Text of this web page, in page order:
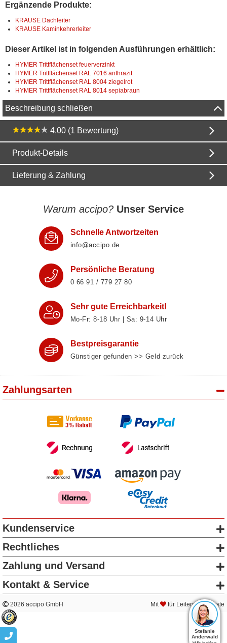
Ergänzende Produkte:
KRAUSE Dachleiter
KRAUSE Kaminkehrerleiter
Dieser Artikel ist in folgenden Ausführungen erhältlich:
HYMER Trittflächenset feuerverzinkt
HYMER Trittflächenset RAL 7016 anthrazit
HYMER Trittflächenset RAL 8004 ziegelrot
HYMER Trittflächenset RAL 8014 sepiabraun
Beschreibung schließen
4,00 (1 Bewertung)
Produkt-Details
Lieferung & Zahlung
Warum accipo? Unser Service
Schnelle Antwortzeiten
info@accipo.de
Persönliche Beratung
0 66 91 / 779 27 80
Sehr gute Erreichbarkeit!
Mo-Fr: 8‑18 Uhr | Sa: 9‑14 Uhr
Bestpreisgarantie
Günstiger gefunden >> Geld zurück
Zahlungsarten
Kundenservice
Rechtliches
Zahlung und Versand
Kontakt & Service
2026 accipo GmbH Mit für Leitern & Gerüste
Stefanie
Anderwald